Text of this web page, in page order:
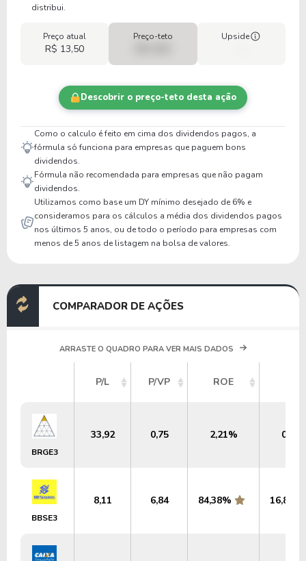
distribui.
Preço atual
R$ 13,50
Preço-teto Upside
Descobrir o preço-teto desta ação
Como o calculo é feito em cima dos dividendos pagos, a
fórmula só funciona para empresas que paguem bons
dividendos.
Fórmula não recomendada para empresas que não pagam
dividendos.
Utilizamos como base um DY mínimo desejado de 6% e
consideramos para os cálculos a média dos dividendos pagos
nos últimos 5 anos, ou de todo o período para empresas com
menos de 5 anos de listagem na bolsa de valores.
COMPARADOR DE AÇÕES
ARRASTE O QUADRO PARA VER MAIS DADOS
P/L P/VP ROE
BRGE3
33,92 0,75 2,21%
BBSE3
8,11 6,84 84,38% 16,87%